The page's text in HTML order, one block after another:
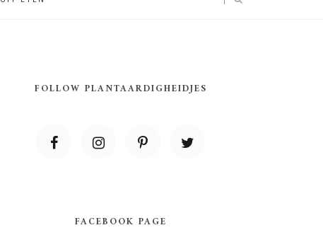
FOLLOW PLANTAARDIGHEIDJES
FACEBOOK PAGE